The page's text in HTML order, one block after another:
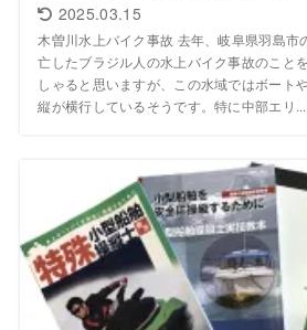
2025.03.15
木曽川水上バイク事故 去年、岐阜県羽島市
亡したブラジル人の水上バイク事故のこと
しゃると思いますが、この水域ではボート
縦が横行しているそうです。特に中部エリ...